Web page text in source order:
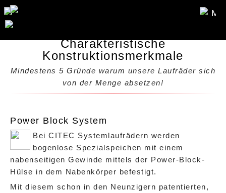
Charakteristische
Konstruktionsmerkmale
Mindestens 5 Gründe warum unsere Laufräder sich
von der Menge absetzen!
Power Block System
Bei CITEC Systemlaufrädern werden
bogenlose Spezialspeichen mit einem
nabenseitigen Gewinde mittels der Power-Block-
Hülse in dem Nabenkörper befestigt.
Mit diesem schon in den Neunzigern patentierten,